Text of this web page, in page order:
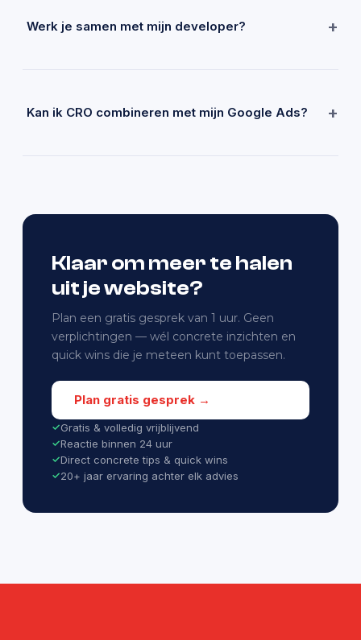
Werk je samen met mijn developer? +
Kan ik CRO combineren met mijn Google Ads? +
Klaar om meer te halen
uit je website?
Plan een gratis gesprek van 1 uur. Geen
verplichtingen — wél concrete inzichten en
quick wins die je meteen kunt toepassen.
Plan gratis gesprek →
Gratis & volledig vrijblijvend
Reactie binnen 24 uur
Direct concrete tips & quick wins
20+ jaar ervaring achter elk advies